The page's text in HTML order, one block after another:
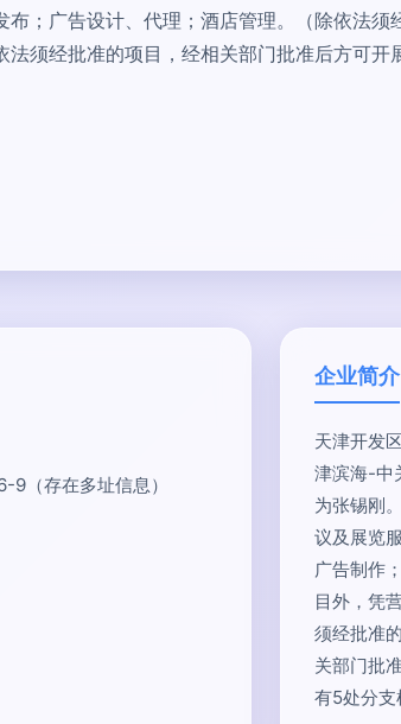
布；广告设计、代理；酒店管理。（除依法
法须经批准的项目，经相关部门批准后方可
（存在多址信息）
企业简介
天津开发
津滨海-中
为张锡刚
议及展览
广告制作
目外，凭
须经批准
关部门批
有5处分支